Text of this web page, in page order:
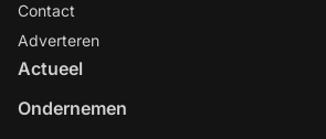
Contact
Adverteren
Actueel
Ondernemen